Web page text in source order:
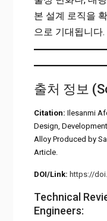
본 설계 로직을
으로 기대됩니다.
출처 정보
Citation: Ilesanmi
Design,
Alloy Produced by
Article.
DOI/Link: https://
Technical
Engineers: